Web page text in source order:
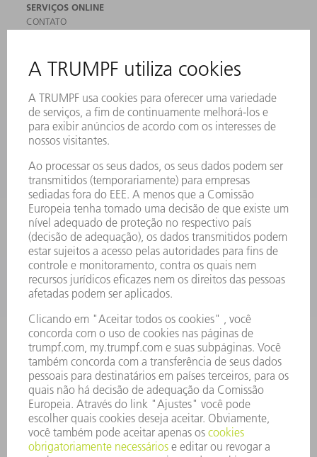
SERVIÇOS ONLINE
CONTATO
ASSINATURA DA NEWSLETTER
MYTRUMPF
FICHAS DE DADOS DE SEGURANÇA
PRODUTOS
MÁQUINAS & SISTEMAS
LASER
FERRAMENTAS ELÉTRICAS
SMART FACTORY
SOFTWARE
SERVIÇOS
APLICAÇÕES
SETORES
EMPRESA
CARREIRA
OFERTAS DE EMPREGO
PERFIL DA EMPRESA
RELATÓRIO FINANCEIRO ANUAL
PRINCÍPIOS EMPRESARIAIS
COMPLIANCE
SISTEMA DE DENÚNCIAS
SEGURANÇA
COMUNICADOS À IMPRENSA
REVISTAS
SUSTENTABILIDADE
MEIO AMBIENTE E CLIMA
SOCIAL E CORPORATIVO